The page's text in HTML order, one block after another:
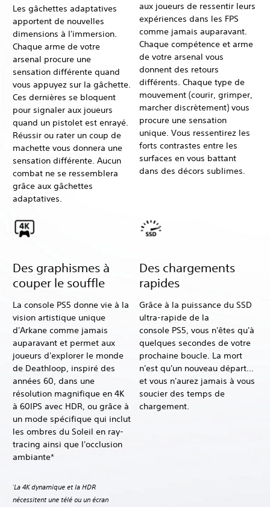
Les gâchettes adaptatives
apportent de nouvelles
dimensions à l'immersion.
Chaque arme de votre
arsenal procure une
sensation différente quand
vous appuyez sur la gâchette.
Ces dernières se bloquent
pour signaler aux joueurs
quand un pistolet est enrayé.
Réussir ou rater un coup de
machette vous donnera une
sensation différente. Aucun
combat ne se ressemblera
grâce aux gâchettes
adaptatives.
aux joueurs de ressentir leurs
expériences dans les FPS
comme jamais auparavant.
Chaque compétence et arme
de votre arsenal vous
donnent des retours
différents. Chaque type de
mouvement (courir, grimper,
marcher discrètement) vous
procure une sensation
unique. Vous ressentirez les
forts contrastes entre les
surfaces en vous battant
dans des décors sublimes.
Des graphismes à
couper le souffle
La console PS5 donne vie à la
vision artistique unique
d'Arkane comme jamais
auparavant et permet aux
joueurs d'explorer le monde
de Deathloop, inspiré des
années 60, dans une
résolution magnifique en 4K
à 60IPS avec HDR, ou grâce à
un mode spécifique qui inclut
les ombres du Soleil en ray-
tracing ainsi que l'occlusion
ambiante*
*La 4K dynamique et la HDR
nécessitent une télé ou un écran
Des chargements
rapides
Grâce à la puissance du SSD
ultra-rapide de la
console PS5, vous n'êtes qu'à
quelques secondes de votre
prochaine boucle. La mort
n'est qu'un nouveau départ...
et vous n'aurez jamais à vous
soucier des temps de
chargement.